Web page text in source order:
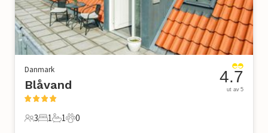
Danmark
Blåvand
3 Gjester
3
1 Soverom
1
1 Bad
1
0 Kjæledyr
0
4.7
ut av 5